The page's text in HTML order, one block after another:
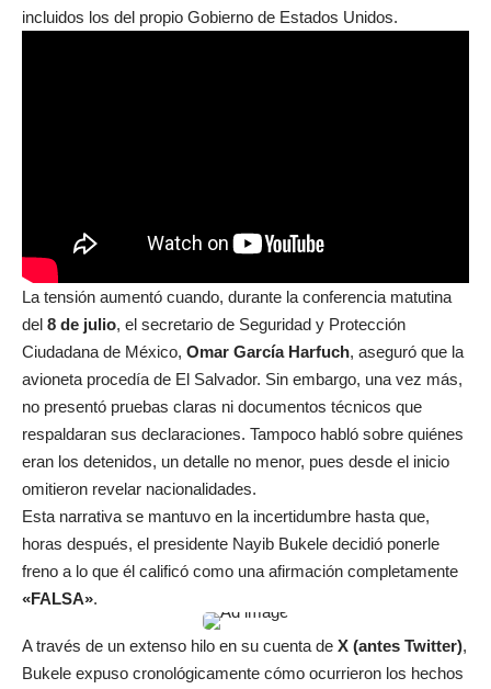
incluidos los del propio Gobierno de Estados Unidos.
La tensión aumentó cuando, durante la conferencia matutina
del 8 de julio, el secretario de Seguridad y Protección
Ciudadana de México, Omar García Harfuch, aseguró que la
avioneta procedía de El Salvador. Sin embargo, una vez más,
no presentó pruebas claras ni documentos técnicos que
respaldaran sus declaraciones. Tampoco habló sobre quiénes
eran los detenidos, un detalle no menor, pues desde el inicio
omitieron revelar nacionalidades.
Esta narrativa se mantuvo en la incertidumbre hasta que,
horas después, el presidente Nayib Bukele decidió ponerle
freno a lo que él calificó como una afirmación completamente
«FALSA».
A través de un extenso hilo en su cuenta de X (antes Twitter),
Bukele expuso cronológicamente cómo ocurrieron los hechos